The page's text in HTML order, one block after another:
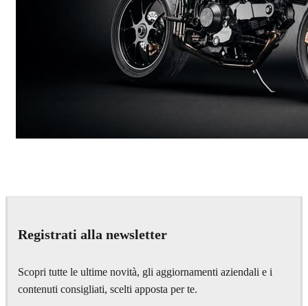
Registrati alla newsletter
Scopri tutte le ultime novità, gli aggiornamenti aziendali e i
contenuti consigliati, scelti apposta per te.